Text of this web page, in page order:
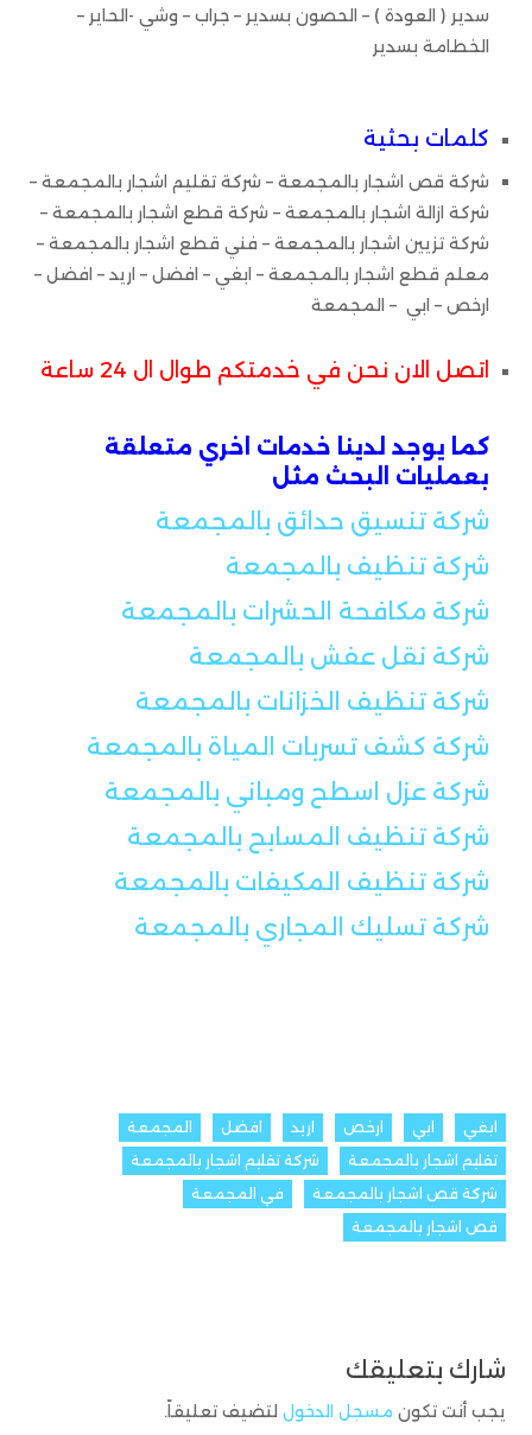
سدير ( العودة ) – الحصون بسدير – جراب – وشي -الحاير –
الخطامة بسدير
كلمات بحثية
شركة قص اشجار بالمجمعة – شركة تقليم اشجار بالمجمعة –
شركة ازالة اشجار بالمجمعة – شركة قطع اشجار بالمجمعة –
شركة تزيين اشجار بالمجمعة – فني قطع اشجار بالمجمعة –
معلم قطع اشجار بالمجمعة – ابغي – افضل – اريد – افضل –
ارخص – ابي – المجمعة
اتصل الان نحن في خدمتكم طوال ال 24 ساعة
كما يوجد لدينا خدمات اخري متعلقة
بعمليات البحث مثل
شركة تنسيق حدائق بالمجمعة
شركة تنظيف بالمجمعة
شركة مكافحة الحشرات بالمجمعة
شركة نقل عفش بالمجمعة
شركة تنظيف الخزانات بالمجمعة
شركة كشف تسربات المياة بالمجمعة
شركة عزل اسطح ومباني بالمجمعة
شركة تنظيف المسابح بالمجمعة
شركة تنظيف المكيفات بالمجمعة
شركة تسليك المجاري بالمجمعة
ابغي ابي ارخص اريد افضل
المجمعة
تقليم اشجار بالمجمعة
شركة تقليم اشجار بالمجمعة
شركة قص اشجار بالمجمعة
في المجمعة
قص اشجار بالمجمعة
شارك بتعليقك
يجب أنت تكون مسجل الدخول لتضيف تعليقاً.